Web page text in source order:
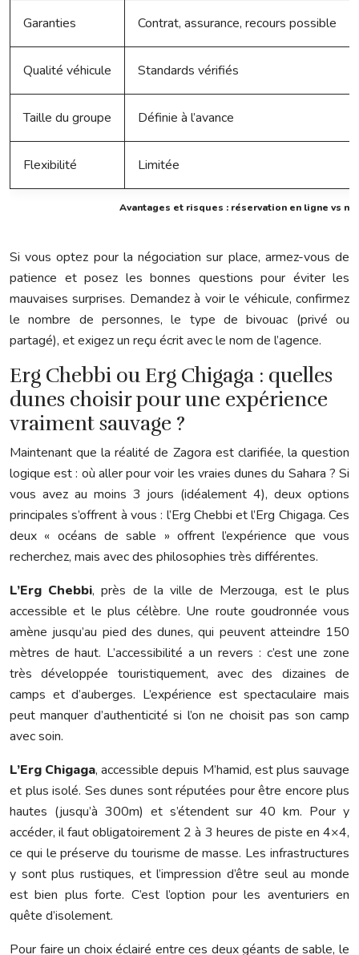
Avantages et risques : réservation en ligne vs
Garanties Contrat, assurance, recours possible
Qualité véhicule Standards vérifiés
Taille du groupe Définie à l’avance
Flexibilité Limitée
Si vous optez pour la négociation sur place, armez-vous de
patience et posez les bonnes questions pour éviter les
mauvaises surprises. Demandez à voir le véhicule, confirmez
le nombre de personnes, le type de bivouac (privé ou
partagé), et exigez un reçu écrit avec le nom de l’agence.
Erg Chebbi ou Erg Chigaga : quelles
dunes choisir pour une expérience
vraiment sauvage ?
Maintenant que la réalité de Zagora est clarifiée, la question
logique est : où aller pour voir les vraies dunes du Sahara ? Si
vous avez au moins 3 jours (idéalement 4), deux options
principales s’offrent à vous : l’Erg Chebbi et l’Erg Chigaga. Ces
deux « océans de sable » offrent l’expérience que vous
recherchez, mais avec des philosophies très différentes.
L’Erg Chebbi, près de la ville de Merzouga, est le plus
accessible et le plus célèbre. Une route goudronnée vous
amène jusqu’au pied des dunes, qui peuvent atteindre 150
mètres de haut. L’accessibilité a un revers : c’est une zone
très développée touristiquement, avec des dizaines de
camps et d’auberges. L’expérience est spectaculaire mais
peut manquer d’authenticité si l’on ne choisit pas son camp
avec soin.
L’Erg Chigaga, accessible depuis M’hamid, est plus sauvage
et plus isolé. Ses dunes sont réputées pour être encore plus
hautes (jusqu’à 300m) et s’étendent sur 40 km. Pour y
accéder, il faut obligatoirement 2 à 3 heures de piste en 4×4,
ce qui le préserve du tourisme de masse. Les infrastructures
y sont plus rustiques, et l’impression d’être seul au monde
est bien plus forte. C’est l’option pour les aventuriers en
quête d’isolement.
Pour faire un choix éclairé entre ces deux géants de sable, le